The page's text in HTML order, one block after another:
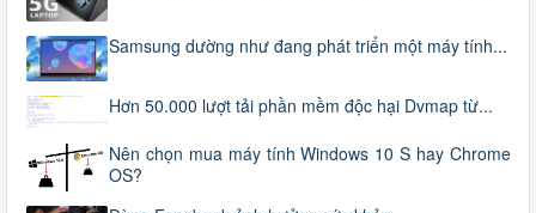
Samsung dường như đang phát triển một máy tính...
Hơn 50.000 lượt tải phần mềm độc hại Dvmap từ...
Nên chọn mua máy tính Windows 10 S hay Chrome
OS?